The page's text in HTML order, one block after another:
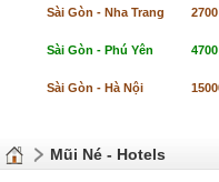
Sài Gòn - Nha Trang 2700
Sài Gòn - Phú Yên 4700
Sài Gòn - Hà Nội
Mũi Né - Hotels